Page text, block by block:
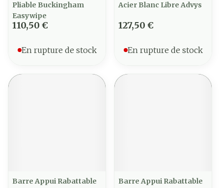
Pliable Buckingham
Easywipe
110,50 €
En rupture de stock
Acier Blanc Libre Advys
127,50 €
En rupture de stock
Barre Appui Rabattable
Barre Appui Rabattable